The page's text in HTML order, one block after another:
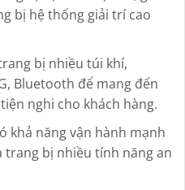
bị hệ thống giải trí cao
bị nhiều túi khí,
Bluetooth để mang đến
nghi cho khách hàng.
khả năng vận hành mạnh
trang bị nhiều tính năng an